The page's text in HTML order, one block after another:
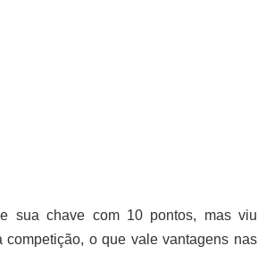
sua chave com 10 pontos, mas viu
o que vale vantagens nas